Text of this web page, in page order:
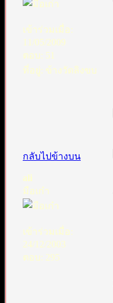
เข้าร่วมเมื่อ:
11/05/2009
ตอบ: 51
ที่อยู่: ข้างวัดลิงขบ
กลับไปข้างบน
ali
มือเก๋า
เข้าร่วมเมื่อ:
24/12/2003
ตอบ: 295